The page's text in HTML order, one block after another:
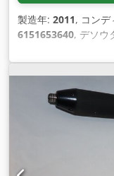
製造年: 2011, コンデ
6151653640, デソウ
で購入しました。
CVI 2と互換性があ
3/8" トルク 働くト
ft.lb 正味重量：3.7